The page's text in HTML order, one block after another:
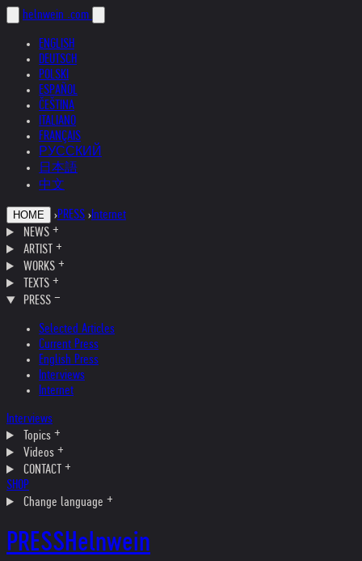
helnwein .com
ENGLISH
DEUTSCH
POLSKI
ESPAÑOL
ČEŠTINA
ITALIANO
FRANÇAIS
РУССКИЙ
日本語
中文
HOME ›PRESS ›Internet
NEWS
ARTIST
WORKS
TEXTS
PRESS
Selected Articles
Current Press
English Press
Interviews
Internet
Interviews
Topics
Videos
CONTACT
SHOP
Change language
PRESSHelnwein